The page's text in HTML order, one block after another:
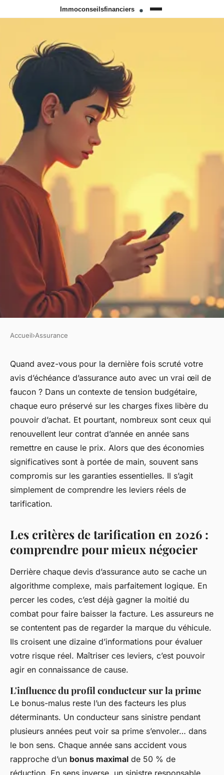
Comment trouver une
assurance auto pas chère en
2026 ?
Nora•26/04/2026 08:06•10 min de lecture
Accueil›Assurance
Quand avez-vous pour la dernière fois scruté votre
avis d’échéance d’assurance auto avec un vrai œil de
faucon ? Dans un contexte de tension budgétaire,
chaque euro préservé sur les charges fixes libère du
pouvoir d’achat. Et pourtant, nombreux sont ceux qui
renouvellent leur contrat d’année en année sans
remettre en cause le prix. Alors que des économies
significatives sont à portée de main, souvent sans
compromis sur les garanties essentielles. Il s’agit
simplement de comprendre les leviers réels de
tarification.
Les critères de tarification en 2026 :
comprendre pour mieux négocier
Derrière chaque devis d’assurance auto se cache un
algorithme complexe, mais parfaitement logique. En
percer les codes, c’est déjà gagner la moitié du
combat pour faire baisser la facture. Les assureurs ne
se contentent pas de regarder la marque du véhicule.
Ils croisent une dizaine d’informations pour évaluer
votre risque réel. Maîtriser ces leviers, c’est pouvoir
agir en connaissance de cause.
L'influence du profil conducteur sur la prime
Le bonus-malus reste l’un des facteurs les plus
déterminants. Un conducteur sans sinistre pendant
plusieurs années peut voir sa prime s’envoler… dans
le bon sens. Chaque année sans accident vous
rapproche d’un bonus maximal de 50 % de